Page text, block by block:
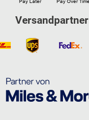
Versandpartner